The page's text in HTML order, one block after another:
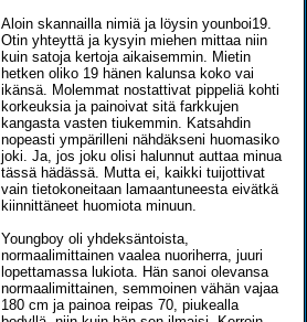
Aloin skannailla nimiä ja löysin younboi19.
Otin yhteyttä ja kysyin miehen mittaa niin
kuin satoja kertoja aikaisemmin. Mietin
hetken oliko 19 hänen kalunsa koko vai
ikänsä. Molemmat nostattivat pippeliä kohti
korkeuksia ja painoivat sitä farkkujen
kangasta vasten tiukemmin. Katsahdin
nopeasti ympärilleni nähdäkseni huomasiko
joki. Ja, jos joku olisi halunnut auttaa minua
tässä hädässä. Mutta ei, kaikki tuijottivat
vain tietokoneitaan lamaantuneesta eivätkä
kiinnittäneet huomiota minuun.
Youngboy oli yhdeksäntoista,
normaalimittainen vaalea nuoriherra, juuri
lopettamassa lukiota. Hän sanoi olevansa
normaalimittainen, semmoinen vähän vajaa
180 cm ja painoa reipas 70, piukealla